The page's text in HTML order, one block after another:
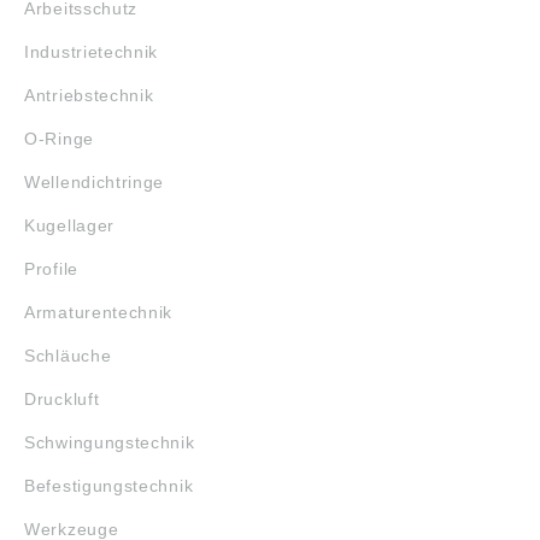
Arbeitsschutz
Industrietechnik
Antriebstechnik
O-Ringe
Wellendichtringe
Kugellager
Profile
Armaturentechnik
Schläuche
Druckluft
Schwingungstechnik
Befestigungstechnik
Werkzeuge